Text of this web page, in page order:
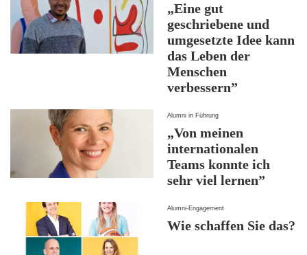
„Eine gut
geschriebene und
umgesetzte Idee kann
das Leben der
Menschen
verbessern”
Alumni in Führung
„Von meinen
internationalen
Teams konnte ich
sehr viel lernen”
Alumni-Engagement
Wie schaffen Sie das?